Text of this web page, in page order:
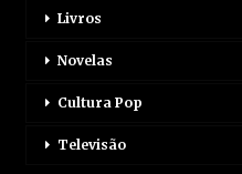
Livros
Novelas
Cultura Pop
Televisão